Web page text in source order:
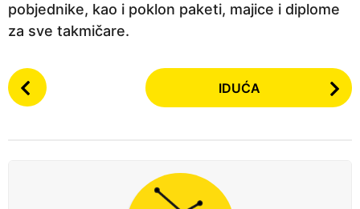
pobjednike, kao i poklon paketi, majice i diplome
za sve takmičare.
P
o
IDUĆA